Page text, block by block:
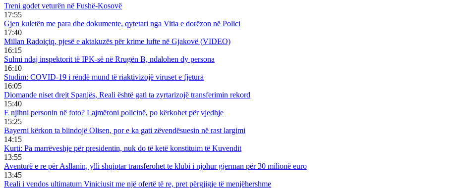
Treni godet veturën në Fushë-Kosovë
17:55
Gjen kuletën me para dhe dokumente, qytetari nga Vitia e dorëzon në Polici
17:40
Millan Radoiçiq, pjesë e aktakuzës për krime lufte në Gjakovë (VIDEO)
16:15
Sulmi ndaj inspektorit të IPK-së në Rrugën B, ndalohen dy persona
16:10
Studim: COVID-19 i rëndë mund të riaktivizojë viruset e fjetura
16:05
Diomande niset drejt Spanjës, Reali është gati ta zyrtarizojë transferimin rekord
15:40
E njihni personin në foto? Lajmëroni policinë, po kërkohet për vjedhje
15:25
Bayerni kërkon ta blindojë Olisen, por e ka gati zëvendësuesin në rast largimi
14:15
Kurti: Pa marrëveshje për presidentin, nuk do të ketë konstituim të Kuvendit
13:55
Aventurë e re për Asllanin, ylli shqiptar transferohet te klubi i njohur gjerman për 30 milionë euro
13:45
Reali i vendos ultimatum Viniciusit me një ofertë të re, pret përgjigje të menjëhershme